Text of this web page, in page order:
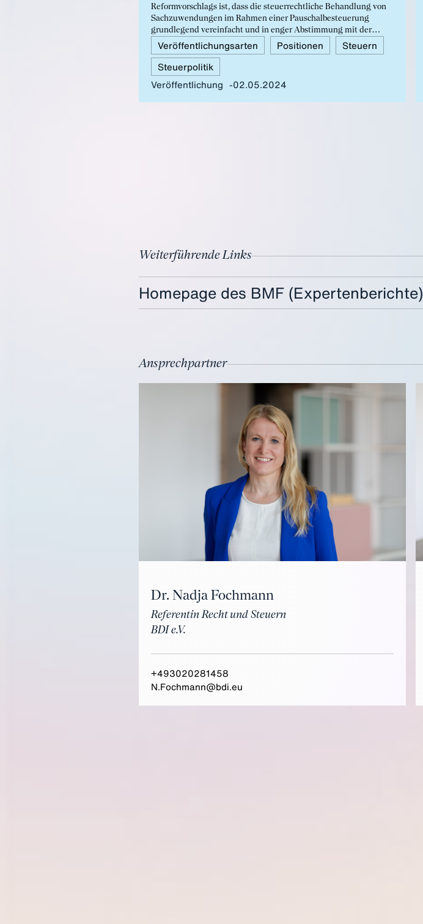
Reformvorschlags ist, dass die steuerrechtliche Behandlung von
Sachzuwendungen im Rahmen einer Pauschalbesteuerung
grundlegend vereinfacht und in enger Abstimmung mit der
betrieblichen Praxis digitaltauglich ausgestaltet wird.
Veröffentlichungsarten Positionen
Steuern
Steuerpolitik
Veröffentlichung
02.05.2024
Weiterführende Links
Homepage des BMF (Expertenberichte)
Ansprechpartner
Dr. Nadja Fochmann
Referentin Recht und Steuern
BDI e.V.
+493020281458
N.Fochmann@bdi.eu